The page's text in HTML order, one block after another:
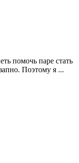
помочь паре стать
Поэтому я ...